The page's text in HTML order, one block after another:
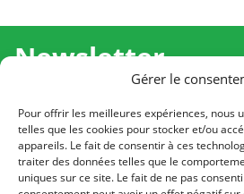
Gérer le
Pour offrir les meilleures expériences, nous
telles que les cookies pour stocker et/ou
appareils. Le fait de consentir à ces
traiter des données telles que le
uniques sur ce site. Le fait de ne pas
Newsletter
Recevez l'actualité de Ma Chance
savoir plus sur nos temps forts
Cliquez pour vous inscrire